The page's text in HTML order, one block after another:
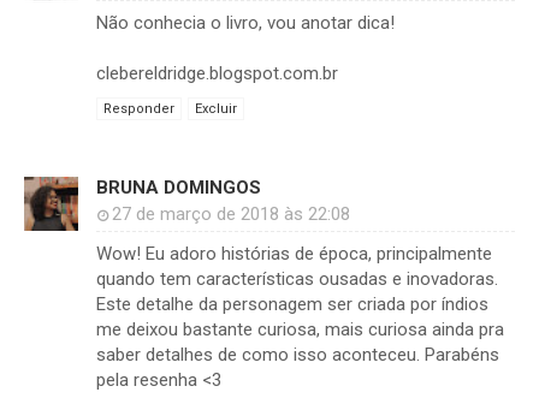
Não conhecia o livro, vou anotar dica!
clebereldridge.blogspot.com.br
Responder Excluir
BRUNA DOMINGOS
27 de março de 2018 às 22:08
Wow! Eu adoro histórias de época, principalmente
quando tem características ousadas e inovadoras.
Este detalhe da personagem ser criada por índios
me deixou bastante curiosa, mais curiosa ainda pra
saber detalhes de como isso aconteceu. Parabéns
pela resenha <3